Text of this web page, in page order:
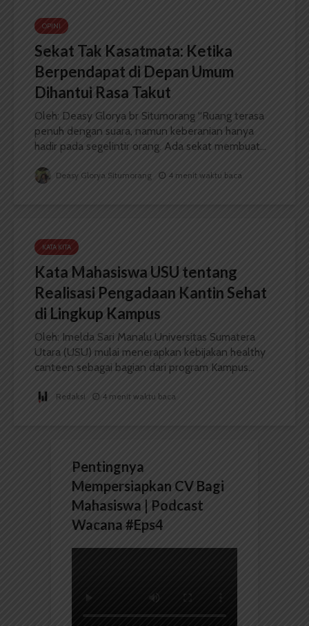
OPINI
Sekat Tak Kasatmata: Ketika
Berpendapat di Depan Umum
Dihantui Rasa Takut
Oleh: Deasy Glorya br Situmorang “Ruang terasa
penuh dengan suara, namun keberanian hanya
hadir pada segelintir orang. Ada sekat membuat...
Deasy Glorya Situmorang 4 menit waktu baca
KATA KITA
Kata Mahasiswa USU tentang
Realisasi Pengadaan Kantin Sehat
di Lingkup Kampus
Oleh: Imelda Sari Manalu Universitas Sumatera
Utara (USU) mulai menerapkan kebijakan healthy
canteen sebagai bagian dari program Kampus...
Redaksi 4 menit waktu baca
Pentingnya
Mempersiapkan CV Bagi
Mahasiswa | Podcast
Wacana #Eps4